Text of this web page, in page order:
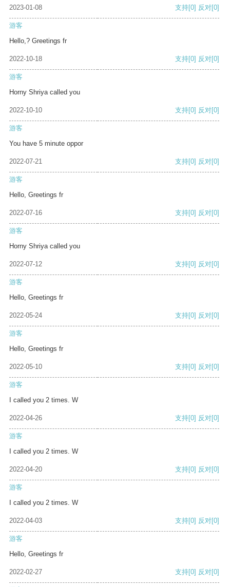
2023-01-08 支持[0] 反对[0]
游客
Hello,? Greetings fr
2022-10-18 支持[0] 反对[0]
游客
Horny Shriya called you
2022-10-10 支持[0] 反对[0]
游客
You have 5 minute oppor
2022-07-21 支持[0] 反对[0]
游客
Hello, Greetings fr
2022-07-16 支持[0] 反对[0]
游客
Horny Shriya called you
2022-07-12 支持[0] 反对[0]
游客
Hello, Greetings fr
2022-05-24 支持[0] 反对[0]
游客
Hello, Greetings fr
2022-05-10 支持[0] 反对[0]
游客
I called you 2 times. W
2022-04-26 支持[0] 反对[0]
游客
I called you 2 times. W
2022-04-20 支持[0] 反对[0]
游客
I called you 2 times. W
2022-04-03 支持[0] 反对[0]
游客
Hello, Greetings fr
2022-02-27 支持[0] 反对[0]